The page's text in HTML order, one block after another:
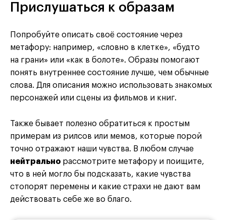
Прислушаться к образам
Попробуйте описать своё состояние через
метафору: например, «словно в клетке», «будто
на грани» или «как в болоте». Образы помогают
понять внутреннее состояние лучше, чем обычные
слова. Для описания можно использовать знакомых
персонажей или сцены из фильмов и книг.
Также бывает полезно обратиться к простым
примерам из рилсов или мемов, которые порой
точно отражают наши чувства. В любом случае
нейтрально рассмотрите метафору и поищите,
что в ней могло бы подсказать, какие чувства
стопорят перемены и какие страхи не дают вам
действовать себе же во благо.